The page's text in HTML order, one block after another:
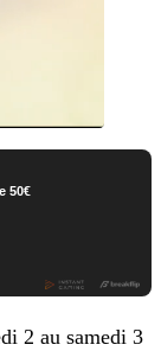
50€
2 au samedi 3